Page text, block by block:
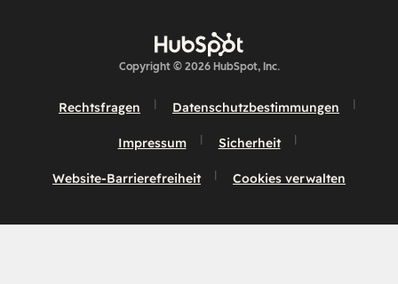
Copyright © 2026 HubSpot, Inc.
Rechtsfragen Datenschutzbestimmungen
Impressum Sicherheit
Website-Barrierefreiheit Cookies verwalten